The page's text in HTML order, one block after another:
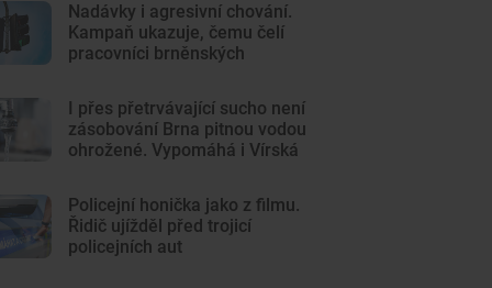
Nadávky i agresivní chování.
Kampaň ukazuje, čemu čelí
pracovníci brněnských
I přes přetrvávající sucho není
zásobování Brna pitnou vodou
ohrožené. Vypomáhá i Vírská
Policejní honička jako z filmu.
Řidič ujížděl před trojicí
policejních aut